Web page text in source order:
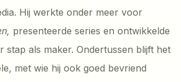
Hij werkte onder meer voor
presenteerde series en ontwikkelde
stap als maker. Ondertussen blijft het
met wie hij ook goed bevriend